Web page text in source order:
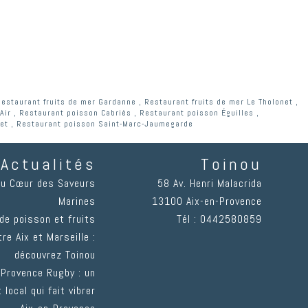
fruits de mer Gardanne , Restaurant fruits de mer Le Tholonet ,
, Restaurant poisson Cabriès , Restaurant poisson Éguilles ,
, Restaurant poisson Saint-Marc-Jaumegarde
Actualités
Cœur des Saveurs
Marines
poisson et fruits
Aix et Marseille :
découvrez Toinou
Rugby : un
local qui fait vibrer
Toinou
58 Av. Henri Malacrida
13100 Aix-en-Provence
Tél : 0442580859